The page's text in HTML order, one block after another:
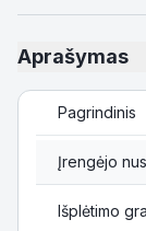
Aprašymas
Pagrindinis
Įrengėjo
Išplėtimo